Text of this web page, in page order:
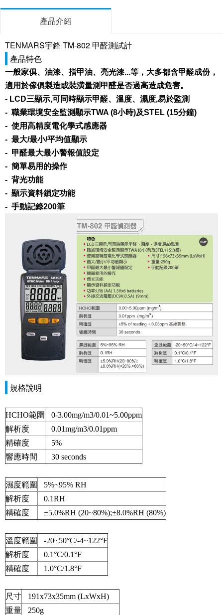
產品介紹
TENMARS宇鋒 TM-802 甲醛測試計
產品特色
一般家俱、油漆、指甲油、亮光漆...等，大多都含甲醛成份，
適用於傢俱製造或裝潢量測甲醛是否過高造成危害。
- LCD三顯示,可同時顯示甲醛、溫度、濕度,易於監測
- 職業環境安全監測顯示TWA (8小時)及STEL (15分鐘)
- 使用高精度電化學式感應器
- 最大/最小/平均值顯示
- 甲醛最大最小警報值設定
- 簡單易用的操作
- 背光功能
- 顯示資料鎖定功能
- 手動記錄200筆
規格說明
HCHO範圍
0-3.00mg/m3/0.01~5.00ppm
解析度
0.01mg/m3/0.01ppm
精確度
5%
響應時間
30 seconds
濕度範圍
5%~95% RH
解析度
0.1RH
精確度
±5.0%RH (20~80%);±8.0%RH (80%)
溫度範圍
-20~50°C/-4~122°F
解析度
0.1°C/0.1°F
精確度
1.0°C/1.8°F
尺寸 191x73x35mm (LxWxH)
重量 250g